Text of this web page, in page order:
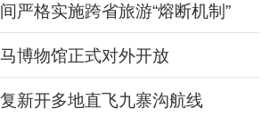
严格实施跨省旅游“熔断机制”
博物馆正式对外开放
新开多地直飞九寨沟航线